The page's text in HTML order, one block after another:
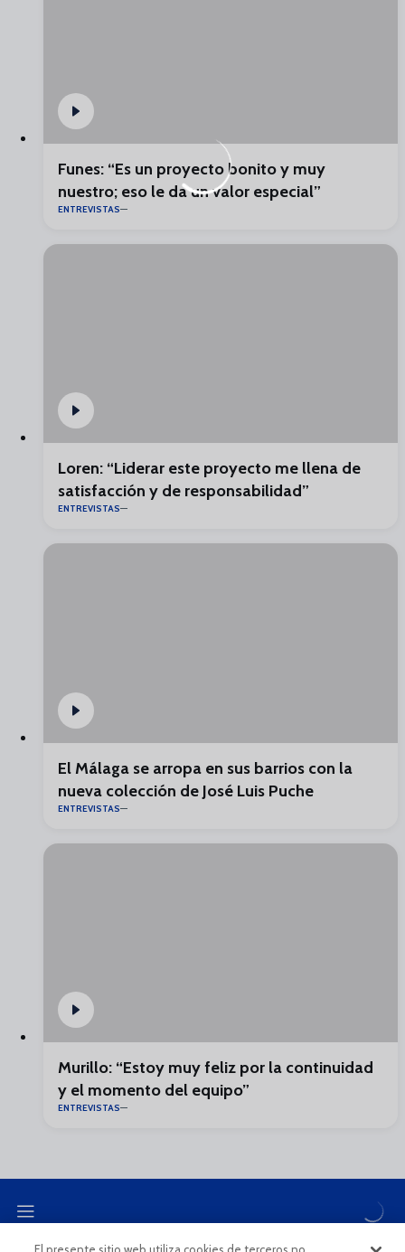
Funes: “Es un proyecto bonito y muy
nuestro; eso le da un valor especial”
ENTREVISTAS
Loren: “Liderar este proyecto me llena de
satisfacción y de responsabilidad”
ENTREVISTAS
El Málaga se arropa en sus barrios con la
nueva colección de José Luis Puche
ENTREVISTAS
Murillo: “Estoy muy feliz por la continuidad
y el momento del equipo”
ENTREVISTAS